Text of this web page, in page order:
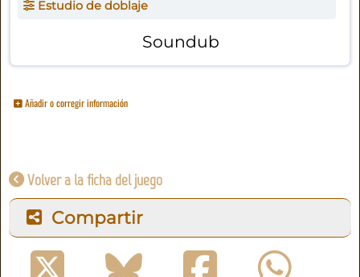
Estudio de doblaje
Soundub
Añadir o corregir información
Volver a la ficha del juego
Compartir